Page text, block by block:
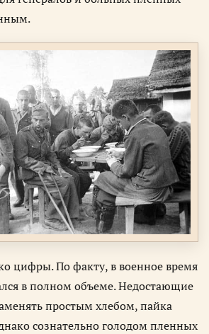
цифры. По факту, в военное время
в полном объеме. Недостающие
простым хлебом, пайка
сознательно голодом пленных